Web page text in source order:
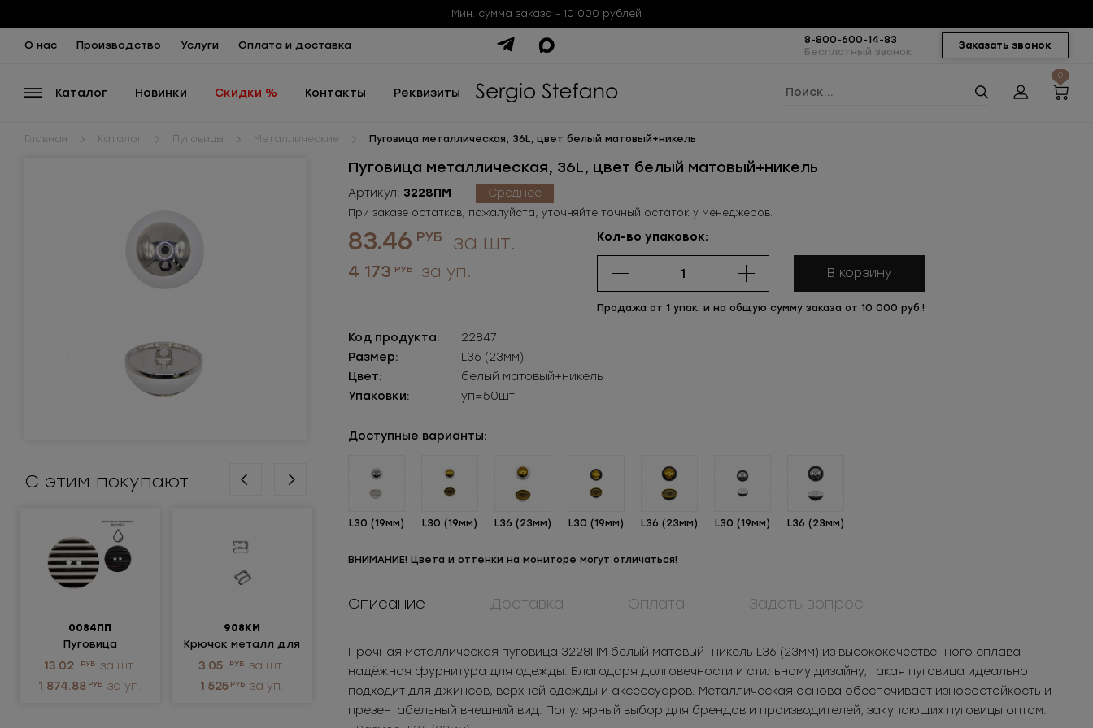
Мин. сумма заказа - 10 000 рублей
О нас Производство Услуги Оплата и доставка Заказать звонок
8-800-600-14-83
Бесплатный звонок
Каталог Новинки Скидки % Контакты Реквизиты
0
Главная Каталог Пуговицы Металлические Пуговица металлическая, 36L, цвет белый матовый+никель
С этим покупают
0084ПП
Пуговица
пластиковая
13.02 РУБ за шт.
1 874.88 РУБ за уп.
908КМ
Крючок металл для
нижнего белья
3.05 РУБ за шт.
1 525 РУБ за уп.
реверсивная
металлическая
разъёмная 8Т
Под заказ
пластиковая
13.02
за шт.
1 874.88
за уп.
Крючок металл для
3.05
за шт.
1 525
за уп.
реверсивная
металлическая
разъёмная 8Т
Под заказ
Пуговица металлическая, 36L, цвет белый матовый+никель
Артикул: 3228ПМ Среднее
При заказе остатков, пожалуйста, уточняйте точный остаток у менеджеров.
83.46 РУБ за шт.
4 173 РУБ за уп.
Кол-во упаковок:
В корзину
Продажа от 1 упак. и на общую сумму заказа от 10 000 руб.!
Код продукта:
22847
Размер:
L36 (23мм)
Цвет:
белый матовый+никель
Упаковки:
уп=50шт
Доступные варианты:
L30 (19мм) L30 (19мм) L36 (23мм) L30 (19мм) L36 (23мм) L30 (19мм) L36 (23мм)
ВНИМАНИЕ! Цвета и оттенки на мониторе могут отличаться!
Описание Доставка Оплата Задать вопрос
Прочная металлическая пуговица 3228ПМ белый матовый+никель L36 (23мм) из высококачественного сплава —
надёжная фурнитура для одежды. Благодаря долговечности и стильному дизайну, такая пуговица идеально
подходит для джинсов, верхней одежды и аксессуаров. Металлическая основа обеспечивает износостойкость и
презентабельный внешний вид. Популярный выбор для брендов и производителей, закупающих пуговицы оптом.